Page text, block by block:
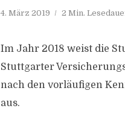
4. März 2019 2 Min.
Im Jahr 2018 weist die
Stuttgarter
nach den vorläufigen
aus.